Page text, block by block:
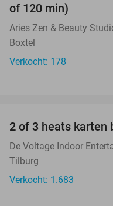
of 120 min)
Aries Zen & Beauty
Boxtel
Verkocht: 178
2 of 3 heats karten
De Voltage Indoor
Tilburg
Verkocht: 1.683